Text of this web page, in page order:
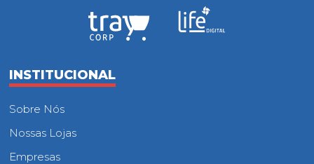
INSTITUCIONAL
Sobre Nós
Nossas Lojas
Empresas